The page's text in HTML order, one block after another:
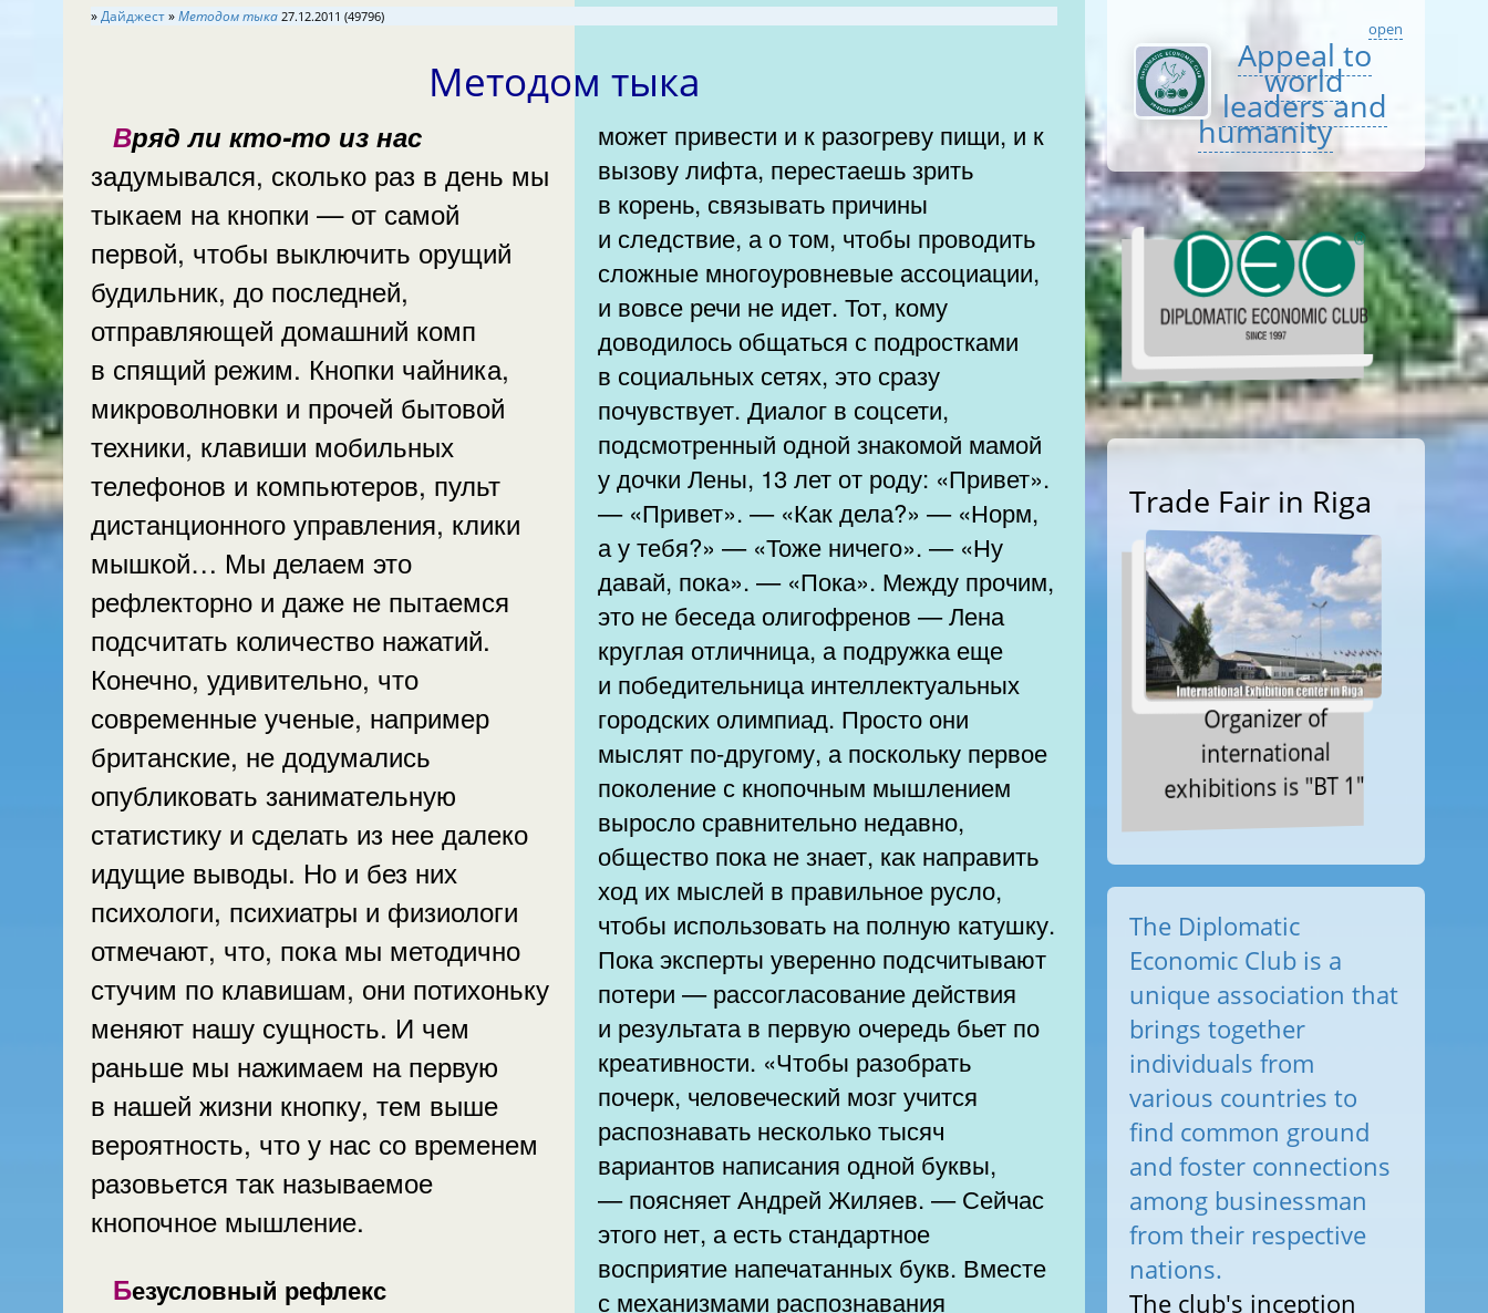
»Дайджест»Методом тыка 27.12.2011 (49796)
Методом тыка
Вряд ли кто-то из нас
задумывался, сколько раз в день мы
тыкаем на кнопки — от самой
первой, чтобы выключить орущий
будильник, до последней,
отправляющей домашний комп
в спящий режим. Кнопки чайника,
микроволновки и прочей бытовой
техники, клавиши мобильных
телефонов и компьютеров, пульт
дистанционного управления, клики
мышкой… Мы делаем это
рефлекторно и даже не пытаемся
подсчитать количество нажатий.
Конечно, удивительно, что
современные ученые, например
британские, не додумались
опубликовать занимательную
статистику и сделать из нее далеко
идущие выводы. Но и без них
психологи, психиатры и физиологи
отмечают, что, пока мы методично
стучим по клавишам, они потихоньку
меняют нашу сущность. И чем
раньше мы нажимаем на первую
в нашей жизни кнопку, тем выше
вероятность, что у нас со временем
разовьется так называемое
кнопочное мышление.
Безусловный рефлекс
может привести и к разогреву пищи, и к
вызову лифта, перестаешь зрить
в корень, связывать причины
и следствие, а о том, чтобы проводить
сложные многоуровневые ассоциации,
и вовсе речи не идет. Тот, кому
доводилось общаться с подростками
в социальных сетях, это сразу
почувствует. Диалог в соцсети,
подсмотренный одной знакомой мамой
у дочки Лены, 13 лет от роду: «Привет».
— «Привет». — «Как дела?» — «Норм,
а у тебя?» — «Тоже ничего». — «Ну
давай, пока». — «Пока». Между прочим,
это не беседа олигофренов — Лена
круглая отличница, а подружка еще
и победительница интеллектуальных
городских олимпиад. Просто они
мыслят по-другому, а поскольку первое
поколение с кнопочным мышлением
выросло сравнительно недавно,
общество пока не знает, как направить
ход их мыслей в правильное русло,
чтобы использовать на полную катушку.
Пока эксперты уверенно подсчитывают
потери — рассогласование действия
и результата в первую очередь бьет по
креативности. «Чтобы разобрать
почерк, человеческий мозг учится
распознавать несколько тысяч
вариантов написания одной буквы,
— поясняет Андрей Жиляев. — Сейчас
этого нет, а есть стандартное
восприятие напечатанных букв. Вместе
с механизмами распознавания
open
Appeal to
world
leaders and
humanity
Trade Fair in Riga
Organizer of
international
exhibitions is "BT 1"
The Diplomatic
Economic Club is a
unique association that
brings together
individuals from
various countries to
find common ground
and foster connections
among businessman
from their respective
nations.
The club's inception